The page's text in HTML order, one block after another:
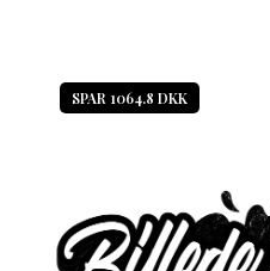
SPAR 1064.8 DKK